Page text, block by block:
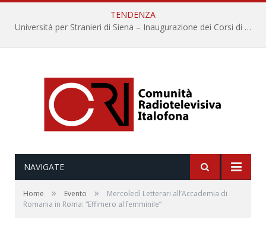
TENDENZA
Università per Stranieri di Siena – Inaugurazione dei Corsi di Lingua e Cultura Italiana, 109a annata
NAVIGATE
Home » Evento »
Mercoledì Letterari all’Accademia di
Romania in Roma: “Effimero al femminile”